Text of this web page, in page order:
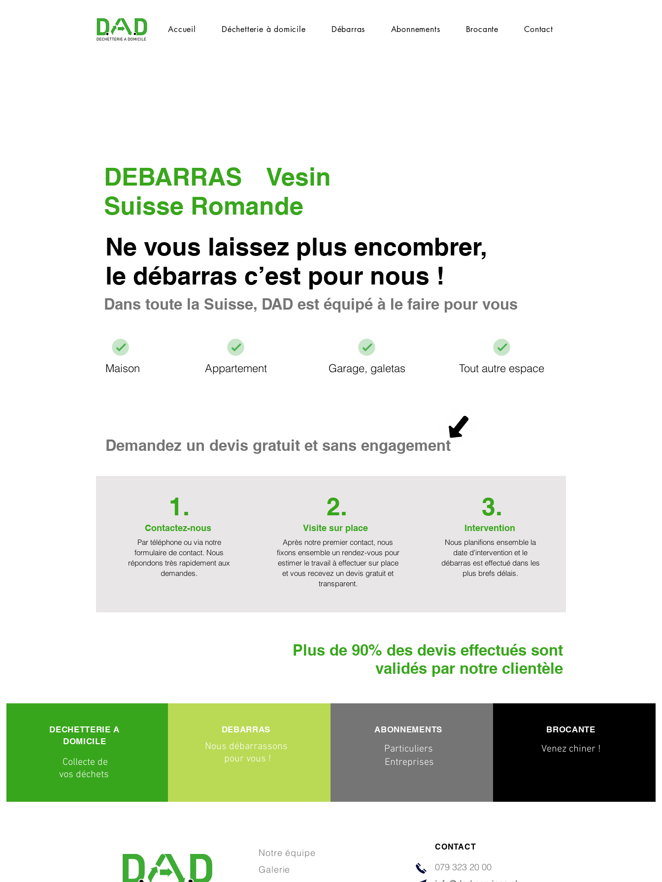
Accueil Déchetterie à domicile Débarras Abonnements Brocante Contact
DEBARRAS
Vesin
Suisse Romande
Ne vous laissez plus encombrer,
le débarras c’est pour nous !
Dans toute la Suisse, DAD est équipé à le faire pour vous
Maison Appartement Garage, galetas Tout autre espace
Demandez un devis gratuit et sans engagement
1.
Contactez-nous
Par téléphone ou via notre
formulaire de contact. Nous
répondons très rapidement aux
demandes.
2.
Visite sur place
Après notre premier contact, nous
fixons ensemble un rendez-vous pour
estimer le travail à effectuer sur place
et vous recevez un devis gratuit et
transparent.
3.
Intervention
Nous planifions ensemble la
date d'intervention et le
débarras est effectué dans les
plus brefs délais.
Plus de 90% des devis effectués sont
validés par notre clientèle
DECHETTERIE A
DOMICILE
Collecte de
vos déchets
DEBARRAS
Nous débarrassons
pour vous !
ABONNEMENTS
Particuliers
Entreprises
BROCANTE
Venez chiner !
Notre équipe
Galerie
CONTACT
079 323 20 00